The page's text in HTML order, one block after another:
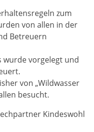
zum
von allen in der
Betreuern
wurde vorgelegt und
von „Wildwasser
besucht.
Kindeswohl